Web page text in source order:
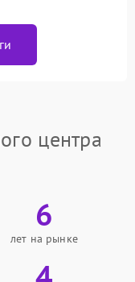
центра
6
лет на рынке